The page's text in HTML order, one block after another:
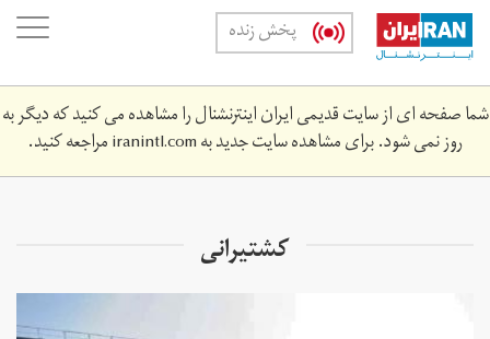
Skip
main
content
پخش زنده
شما صفحه ای از سایت قدیمی ایران اینترنشنال را مشاهده می کنید که دیگر به
روز نمی شود. برای مشاهده سایت جدید بهiranintl.comمراجعه کنید.
کشتیرانی